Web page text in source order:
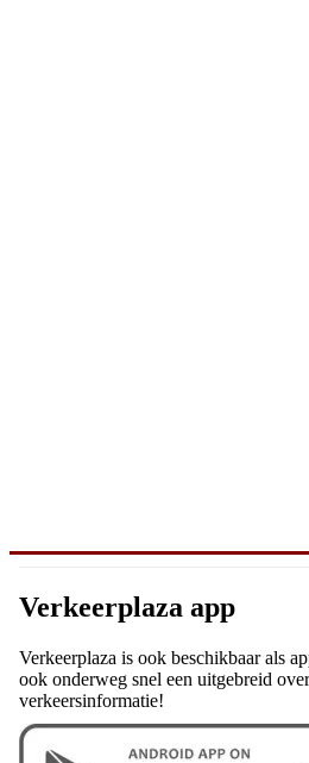
Verkeerplaza app
Verkeerplaza is ook beschikbaar als
ook onderweg snel een uitgebreid
verkeersinformatie!